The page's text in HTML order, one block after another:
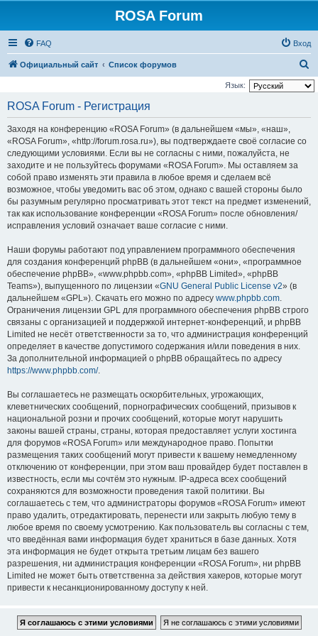
ROSA Forum
FAQ Вход
Официальный сайт Список форумов
о
Язык:
ROSA Forum - Регистрация
Заходя на конференцию «ROSA Forum» (в дальнейшем «мы», «наш»,
«ROSA Forum», «http://forum.rosa.ru»), вы подтверждаете своё согласие со
следующими условиями. Если вы не согласны с ними, пожалуйста, не
заходите и не пользуйтесь форумами «ROSA Forum». Мы оставляем за
собой право изменять эти правила в любое время и сделаем всё
возможное, чтобы уведомить вас об этом, однако с вашей стороны было
бы разумным регулярно просматривать этот текст на предмет изменений,
так как использование конференции «ROSA Forum» после обновления/
исправления условий означает ваше согласие с ними.
Наши форумы работают под управлением программного обеспечения
для создания конференций phpBB (в дальнейшем «они», «программное
обеспечение phpBB», «www.phpbb.com», «phpBB Limited», «phpBB
Teams»), выпущенного по лицензии «GNU General Public License v2» (в
дальнейшем «GPL»). Скачать его можно по адресу www.phpbb.com.
Ограничения лицензии GPL для программного обеспечения phpBB строго
связаны с организацией и поддержкой интернет-конференций, и phpBB
Limited не несёт ответственности за то, что администрация конференций
определяет в качестве допустимого содержания и/или поведения в них.
За дополнительной информацией о phpBB обращайтесь по адресу
https://www.phpbb.com/.
Вы соглашаетесь не размещать оскорбительных, угрожающих,
клеветнических сообщений, порнографических сообщений, призывов к
национальной розни и прочих сообщений, которые могут нарушить
законы вашей страны, страны, которая предоставляет услуги хостинга
для форумов «ROSA Forum» или международное право. Попытки
размещения таких сообщений могут привести к вашему немедленному
отключению от конференции, при этом ваш провайдер будет поставлен в
известность, если мы сочтём это нужным. IP-адреса всех сообщений
сохраняются для возможности проведения такой политики. Вы
соглашаетесь с тем, что администраторы форумов «ROSA Forum» имеют
право удалить, отредактировать, перенести или закрыть любую тему в
любое время по своему усмотрению. Как пользователь вы согласны с тем,
что введённая вами информация будет храниться в базе данных. Хотя
эта информация не будет открыта третьим лицам без вашего
разрешения, ни администрация конференции «ROSA Forum», ни phpBB
Limited не может быть ответственна за действия хакеров, которые могут
привести к несанкционированному доступу к ней.